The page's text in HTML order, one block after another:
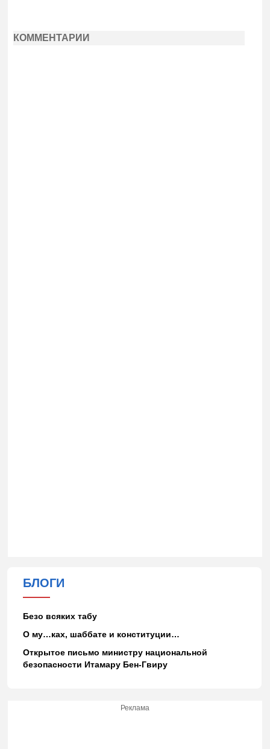
КОММЕНТАРИИ
БЛОГИ
Безо всяких табу
О му…ках, шаббате и конституции…
Открытое письмо министру национальной
безопасности Итамару Бен-Гвиру
Реклама